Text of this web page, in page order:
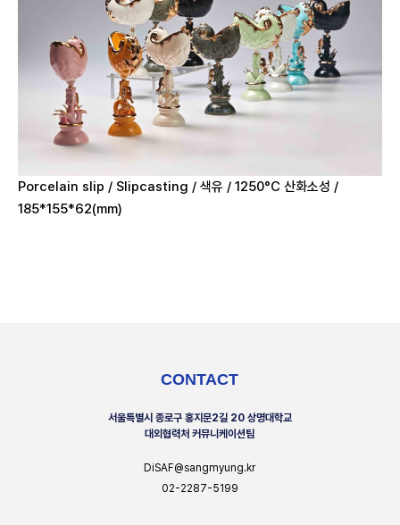
Porcelain slip / Slipcasting / 색유 / 1250°C 산화소성 /
185*155*62(mm)
CONTACT
서울특별시 종로구 홍지문2길 20 상명대학교
대외협력처 커뮤니케이션팀
DiSAF@sangmyung.kr
02-2287-5199